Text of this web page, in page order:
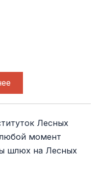
Лесных
момент
шлюх на Лесных